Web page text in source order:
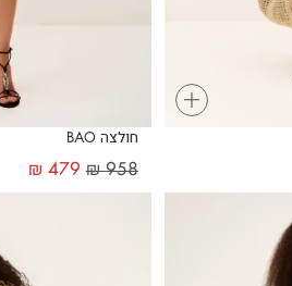
+
חולצה BAO
₪958
₪ 479